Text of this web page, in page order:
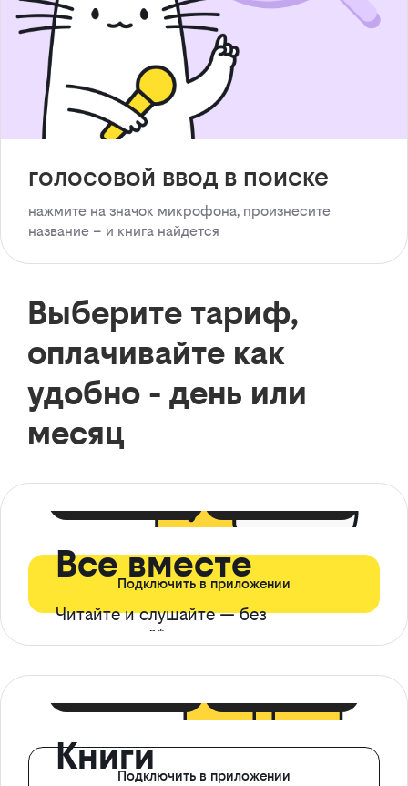
голосовой ввод в поиске
нажмите на значок микрофона, произнесите
название – и книга найдется
Выберите тариф,
оплачивайте как
удобно - день или
месяц
Все вместе
Читайте и слушайте — без
ограничений*
Подключить в приложении
КнигиПодключить в приложении